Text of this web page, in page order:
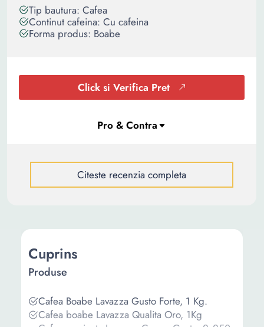
Tip bautura: Cafea
Continut cafeina: Cu cafeina
Forma produs: Boabe
Click si Verifica Pret
Citeste recenzia completa
Cuprins
Produse
Cafea Boabe Lavazza Gusto Forte, 1 Kg.
Cafea boabe Lavazza Qualita Oro, 1Kg